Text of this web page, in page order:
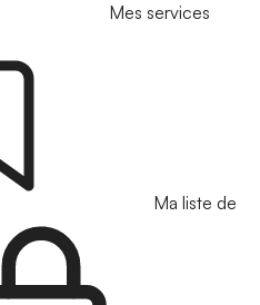
Mes services
Ma liste de